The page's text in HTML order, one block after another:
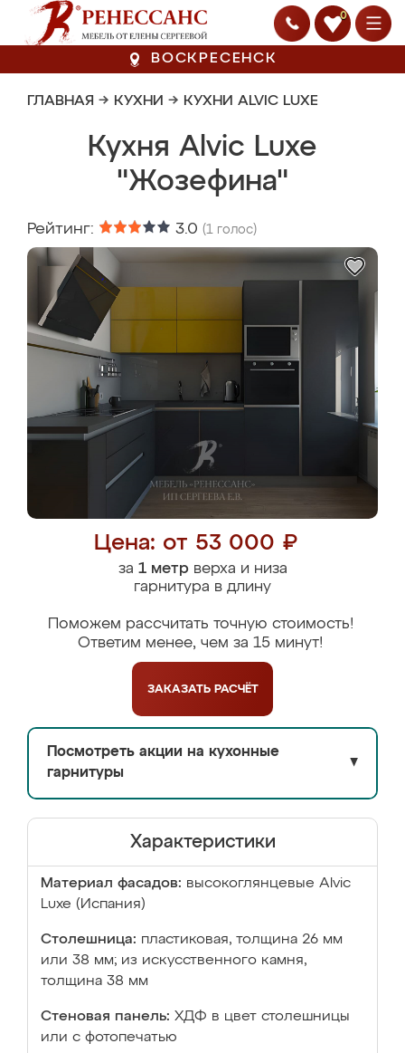
0
ВОСКРЕСЕНСК
ГЛАВНАЯ → КУХНИ → КУХНИ ALVIC LUXE
Кухня Alvic Luxe
"Жозефина"
Рейтинг: 3.0 (1 голос)
Цена: от 53 000 ₽
за 1 метрверха и низа
гарнитура в длину
Поможем рассчитать точную стоимость!
Ответим менее, чем за 15 минут!
ЗАКАЗАТЬ РАСЧЁТ
Посмотреть акции на кухонные
гарнитуры
▼
Характеристики
Материал фасадов: высокоглянцевые Аlvic
Luxe (Испания)
Столешница: пластиковая, толщина 26 мм
или 38 мм; из искусственного камня,
толщина 38 мм
Стеновая панель: ХДФ в цвет столешницы
или с фотопечатью